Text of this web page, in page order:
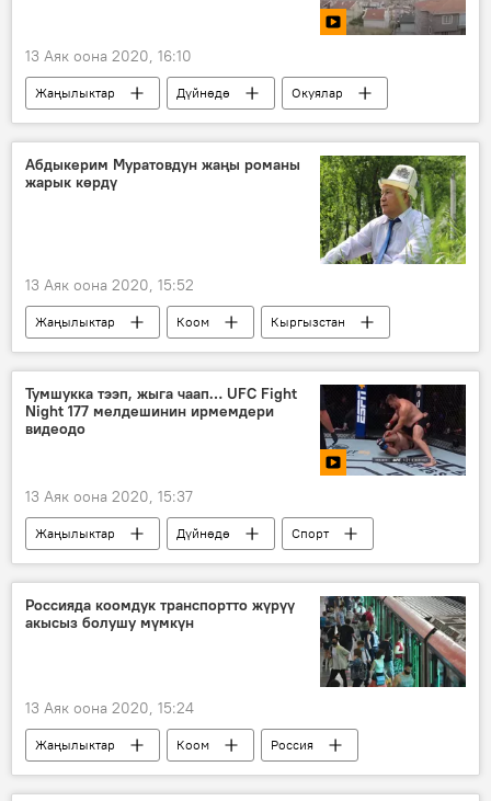
13 Аяк оона 2020, 16:10
Жаңылыктар Дүйнөдө
Окуялар
Видео
Мультимедиа
Түркия
шамал
Абдыкерим Муратовдун жаңы романы
жарык көрдү
13 Аяк оона 2020, 15:52
Жаңылыктар Коом
Кыргызстан
Маданият
Абдыкерим Муратов
Тумшукка тээп, жыга чаап… UFC Fight
Night 177 мелдешинин ирмемдери
видеодо
13 Аяк оона 2020, 15:37
Жаңылыктар Дүйнөдө
Спорт
Видео
Мультимедиа
UFC
Россияда коомдук транспортто жүрүү
акысыз болушу мүмкүн
13 Аяк оона 2020, 15:24
Жаңылыктар Коом
Россия
Дүйнөдө
коомдук транспорт